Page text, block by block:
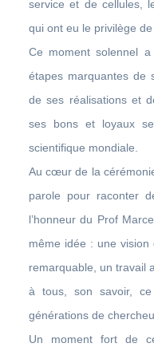
service et de cellules,
qui ont eu le privilège
Ce moment solennel
étapes marquantes de
de ses réalisations et
ses bons et loyaux
scientifique mondiale.
Au cœur de la
parole pour raconter
l’honneur du Prof
même idée : une vision
remarquable, un travail
à tous, son savoir,
générations de
Un moment fort de